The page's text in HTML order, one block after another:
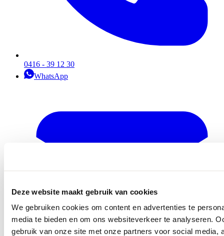
Deze website maakt gebruik van cookies
We gebruiken cookies om content en advertenties te
media te bieden en om ons websiteverkeer te analyseren.
gebruik van onze site met onze partners voor social media,
0416 - 39 12 30
WhatsApp